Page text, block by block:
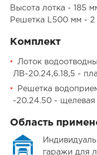
Высота лотка - 185
Решетка L500 мм -
Комплект
Лоток
ЛВ-20.24,6.18,5 -
Решетка
-20.24.50 - щелевая
Область
гаражи для